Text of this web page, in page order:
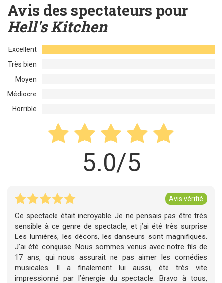
Avis des spectateurs pour
Hell's Kitchen
Excellent
Très bien
Moyen
Médiocre
Horrible
5.0/5
Avis vérifié
Ce spectacle était incroyable. Je ne pensais pas être très
sensible à ce genre de spectacle, et j’ai été très surprise
Les lumières, les décors, les danseurs sont magnifiques.
J’ai été conquise. Nous sommes venus avec notre fils de
17 ans, qui nous assurait ne pas aimer les comédies
musicales. Il a finalement lui aussi, été très vite
impressionné par l’énergie du spectacle. Bravo à tous,